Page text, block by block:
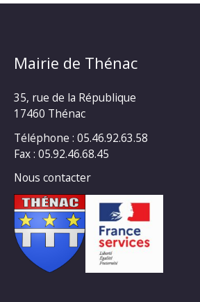
Mairie de Thénac
35, rue de la République
17460 Thénac
Téléphone : 05.46.92.63.58
Fax : 05.92.46.68.45
Nous contacter